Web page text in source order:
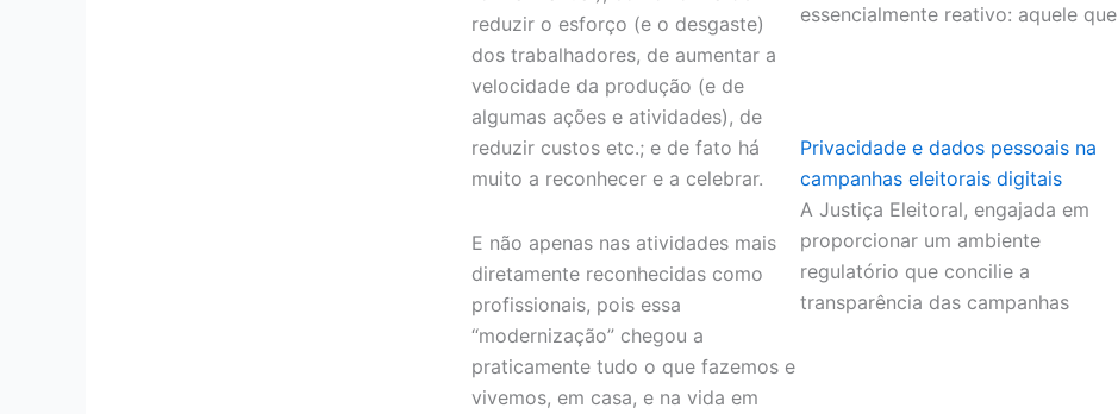
reduzir o esforço (e o desgaste)
dos trabalhadores, de aumentar a
velocidade da produção (e de
algumas ações e atividades), de
reduzir custos etc.; e de fato há
muito a reconhecer e a celebrar.
E não apenas nas atividades mais
diretamente reconhecidas como
profissionais, pois essa
“modernização” chegou a
praticamente tudo o que fazemos e
vivemos, em casa, e na vida em
essencialmente reativo: aquele que
Privacidade e dados pessoais na
campanhas eleitorais digitais
A Justiça Eleitoral, engajada em
proporcionar um ambiente
regulatório que concilie a
transparência das campanhas